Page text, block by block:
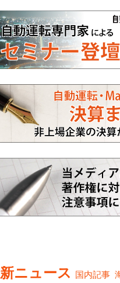
ニュース 国内記事